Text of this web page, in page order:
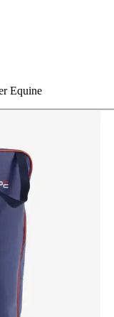
Equine